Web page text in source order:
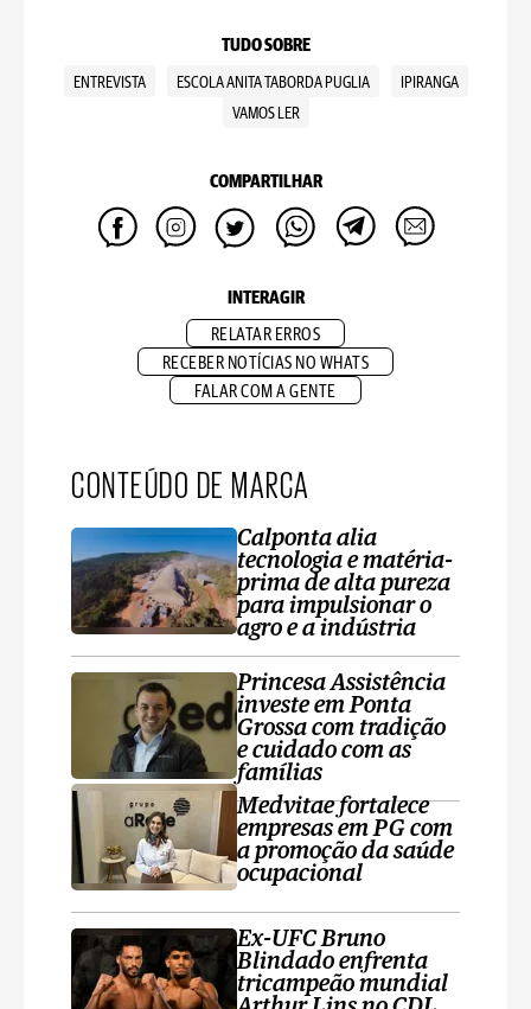
TUDO SOBRE
ENTREVISTA ESCOLA ANITA TABORDA PUGLIA
IPIRANGA
VAMOS LER
COMPARTILHAR
INTERAGIR
RELATAR ERROS
RECEBER NOTÍCIAS NO WHATS
FALAR COM A GENTE
CONTEÚDO DE MARCA
Calponta alia
tecnologia e matéria-
prima de alta pureza
para impulsionar o
agro e a indústria
Princesa Assistência
investe em Ponta
Grossa com tradição
e cuidado com as
famílias
Medvitae fortalece
empresas em PG com
a promoção da saúde
ocupacional
Ex-UFC Bruno
Blindado enfrenta
tricampeão mundial